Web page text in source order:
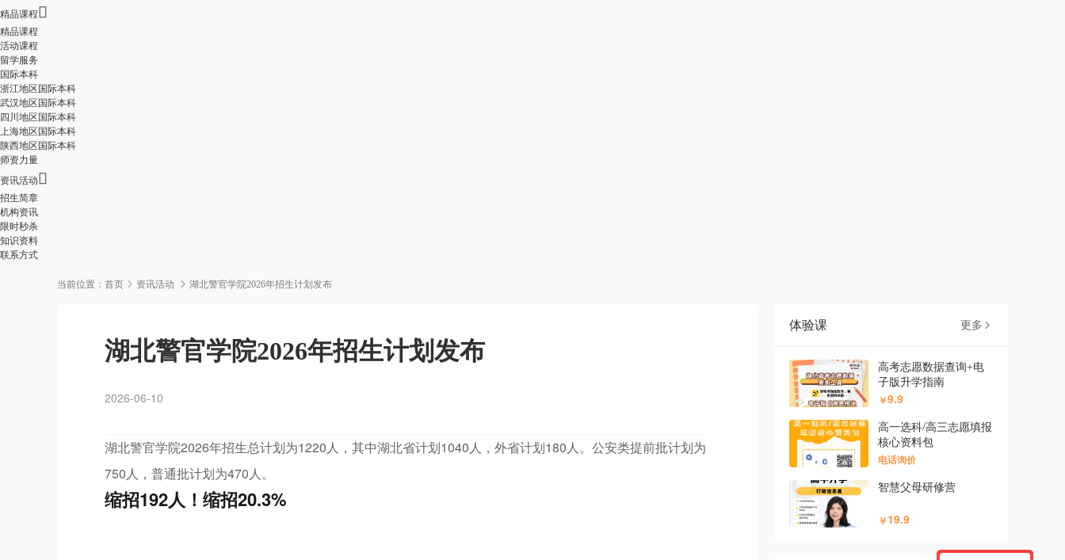
精品课程
精品课程
活动课程
留学服务
国际本科
浙江地区国际本科
武汉地区国际本科
四川地区国际本科
上海地区国际本科
陕西地区国际本科
师资力量
资讯活动
招生简章
机构资讯
限时秒杀
知识资料
联系方式
当前位置： 首页 资讯活动 湖北警官学院2026年招生计划发布
湖北警官学院2026年招生计划发布
2026-06-10
湖北警官学院2026年招生总计划为1220人，其中湖北省计划1040人，外省计划180人。公安类提前批计划为
750人，普通批计划为470人。
缩招192人！缩招20.3%
体验课 更多 
高考志愿数据查询+电
子版升学指南
￥9.9
高一选科/高三志愿填报
核心资料包
电话询价
智慧父母研修营
￥19.9